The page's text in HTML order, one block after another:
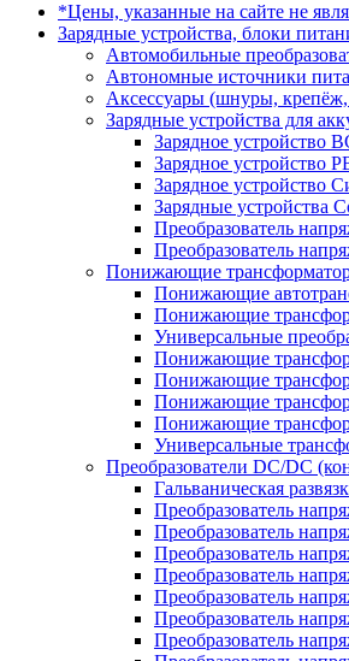
*Цены, указанные на сайте не
Зарядные устройства, блоки
Автомобильные
Автономные источники
Аксессуары (шнуры,
Зарядные устройства для
Зарядное устройство
Зарядное устройство
Зарядное устройство
Зарядные устройства
Преобразователь
Преобразователь
Понижающие
Понижающие
Понижающие
Универсальные
Понижающие
Понижающие
Понижающие
Понижающие
Универсальные
Преобразователи DC/DC
Гальваническая
Преобразователь
Преобразователь
Преобразователь
Преобразователь
Преобразователь
Преобразователь
Преобразователь